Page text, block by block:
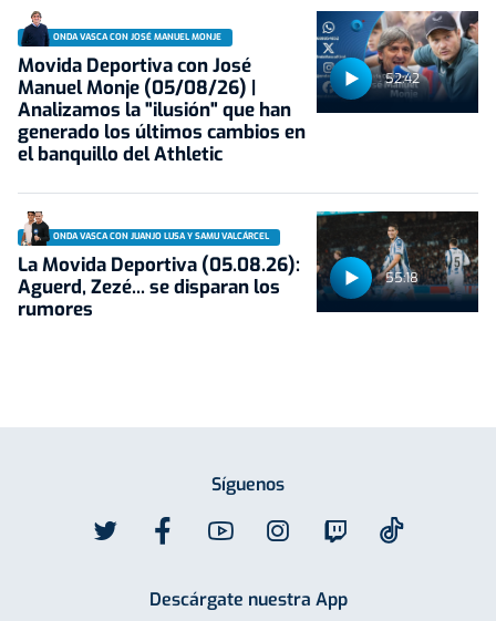
52:42
ONDA VASCA CON JOSÉ MANUEL MONJE
Movida Deportiva con José
Manuel Monje (05/08/26) |
Analizamos la "ilusión" que han
generado los últimos cambios en
el banquillo del Athletic
55:18
ONDA VASCA CON JUANJO LUSA Y SAMU VALCÁRCEL
La Movida Deportiva (05.08.26):
Aguerd, Zezé... se disparan los
rumores
Síguenos
Descárgate nuestra App